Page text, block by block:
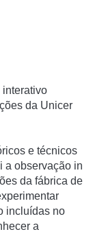
interativo
da Unicer
e técnicos
a observação in
da fábrica de
incluí­das no
a